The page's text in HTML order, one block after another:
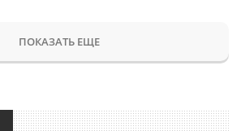
ПОКАЗАТЬ ЕЩЕ